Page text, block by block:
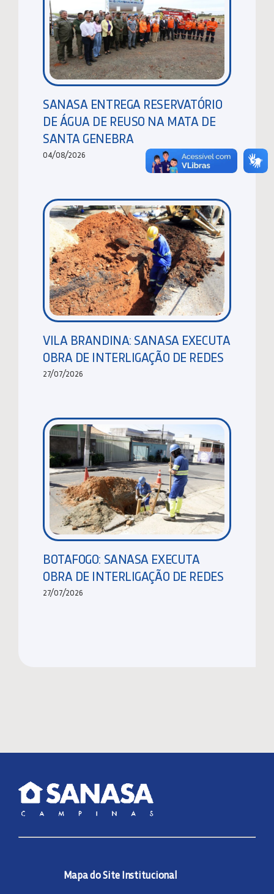
SANASA ENTREGA RESERVATÓRIO
DE ÁGUA DE REUSO NA MATA DE
SANTA GENEBRA
04/08/2026
VILA BRANDINA: SANASA EXECUTA
OBRA DE INTERLIGAÇÃO DE REDES
27/07/2026
BOTAFOGO: SANASA EXECUTA
OBRA DE INTERLIGAÇÃO DE REDES
27/07/2026
Mapa do Site Institucional